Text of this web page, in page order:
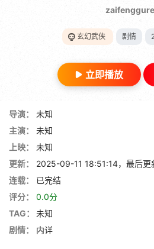
玄幻武侠 剧情
立即播放
导演：
未知
主演：
未知
上映：
未知
更新：
2025-09-11 18:51:14，最后更
连载：
已完结
评分：
0.0分
TAG：
未知
剧情：
内详